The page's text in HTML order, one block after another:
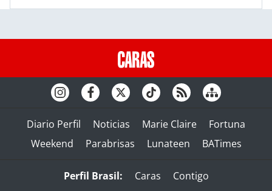
Diario Perfil Noticias Marie Claire
Fortuna
Weekend
Parabrisas Lunateen BATimes
Perfil Brasil: Caras
Contigo